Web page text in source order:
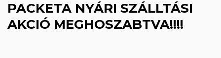
PACKETA NYÁRI SZÁLLTÁSI
AKCIÓ MEGHOSZABTVA!!!!